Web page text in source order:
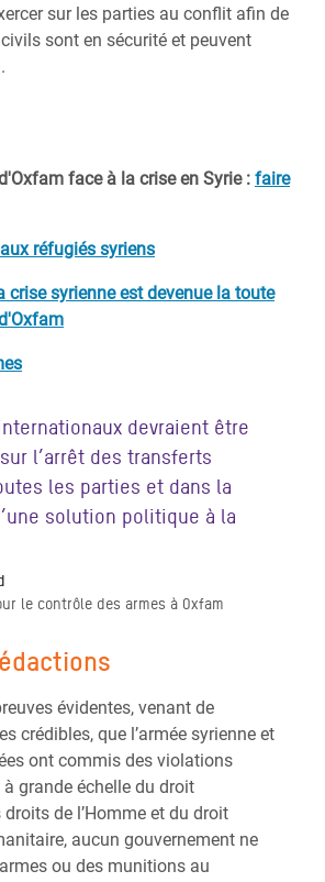
sur les parties au conflit afin de
civils sont en sécurité et peuvent
face à la crise en Syrie : faire
réfugiés syriens
crise syrienne est devenue la toute
devraient être
l’arrêt des transferts
les parties et dans la
solution politique à la
le contrôle des armes à Oxfam
évidentes, venant de
crédibles, que l’armée syrienne et
ont commis des violations
grande échelle du droit
de l’Homme et du droit
aucun gouvernement ne
ou des munitions au